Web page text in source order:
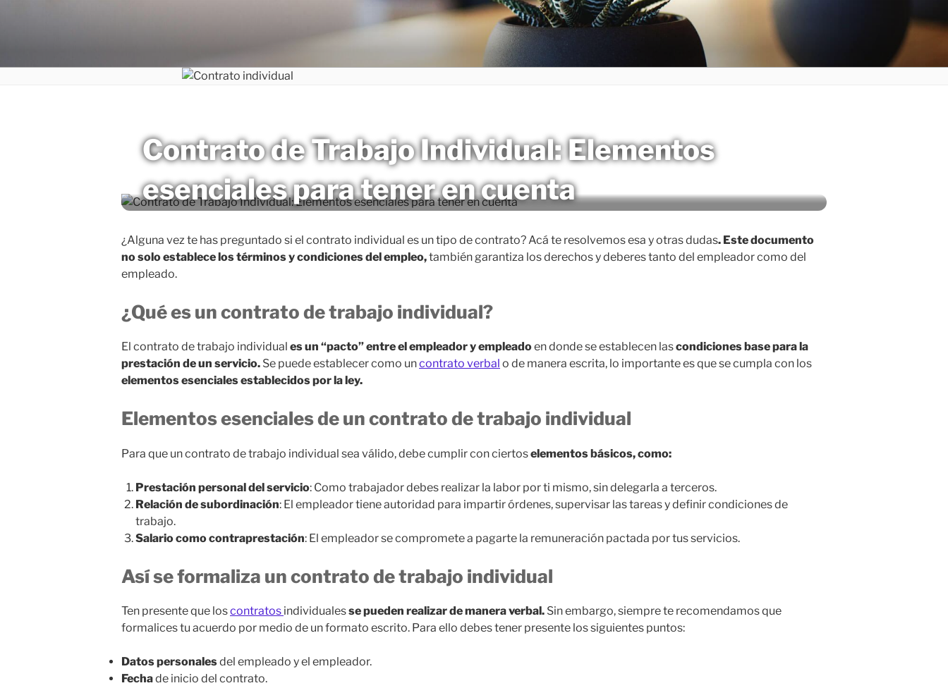
Contrato de Trabajo Individual: Elementos
esenciales para tener en cuenta
¿Alguna vez te has preguntado si el contrato individual es un tipo de contrato? Acá te resolvemos esa y otras dudas. Este documento
no solo establece los términos y condiciones del empleo,también garantiza los derechos y deberes tanto del empleador como del
empleado.
¿Qué es un contrato de trabajo individual?
El contrato de trabajo individual es un “pacto” entre el empleador y empleadoen donde se establecen lascondiciones base para la
prestación de un servicio. Se puede establecer como uncontrato verbal o de manera escrita, lo importante es que se cumpla con los
elementos esenciales establecidos por la ley.
Elementos esenciales de un contrato de trabajo individual
Para que un contrato de trabajo individual sea válido, debe cumplir con ciertoselementos básicos, como:
Prestación personal del servicio: Como trabajador debes realizar la labor por ti mismo, sin delegarla a terceros.
Relación de subordinación: El empleador tiene autoridad para impartir órdenes, supervisar las tareas y definir condiciones de
trabajo.
Salario como contraprestación: El empleador se compromete a pagarte la remuneración pactada por tus servicios.
Así se formaliza un contrato de trabajo individual
Ten presente que loscontratos individualesse pueden realizar de manera verbal. Sin embargo, siempre te recomendamos que
formalices tu acuerdo por medio de un formato escrito. Para ello debes tener presente los siguientes puntos:
Datos personalesdel empleado y el empleador.
Fechade inicio del contrato.